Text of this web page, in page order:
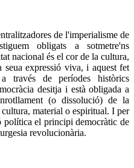
de l'imperialisme de
obligats a sotmetre'ns
nacional és el cor de la cultura,
expressió viva, i aquest fet
través de períodes històrics
desitja i està obligada a
(o dissolució) de la
material o espiritual. I per
política el principi democràtic de
revolucionària.